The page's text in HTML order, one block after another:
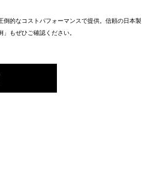
的なコストパフォーマンスで提供。信頼の日本製
もぜひご確認ください。